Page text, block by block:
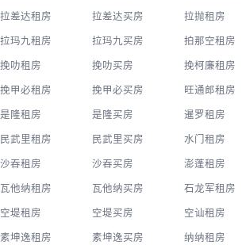
拉差达租房 拉差达买房 拉抛租房
拉玛九租房 拉玛九买房 拍那空租房
挽叻租房 挽叻买房 挽柯廉租房
挽甲必租房 挽甲必买房 旺通郎租房
是隆租房 是隆买房 暹罗租房
民武里租房 民武里买房 水门租房
沙吞租房 沙吞买房 澎蓬租房
瓦他纳租房 瓦他纳买房 石龙军租房
空堤租房 空堤买房 空讪租房
素坤逸租房 素坤逸买房 纳纳租房